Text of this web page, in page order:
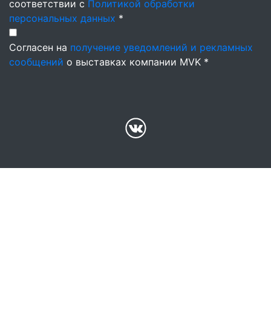
соответствии с Политикой обработки
персональных данных *
Согласен на получение уведомлений и рекламных
сообщений о выставках компании MVK *